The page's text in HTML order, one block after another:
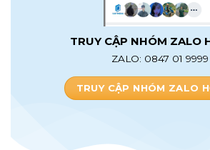
TRUY CẬP NHÓM ZALO
ZALO: 0847 01 9999
TRUY CẬP NHÓM ZALO